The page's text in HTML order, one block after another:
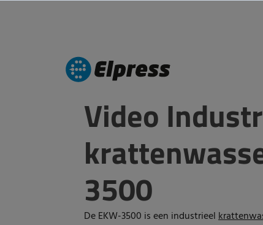
Video
3500
De EKW-3500 is een industrieel